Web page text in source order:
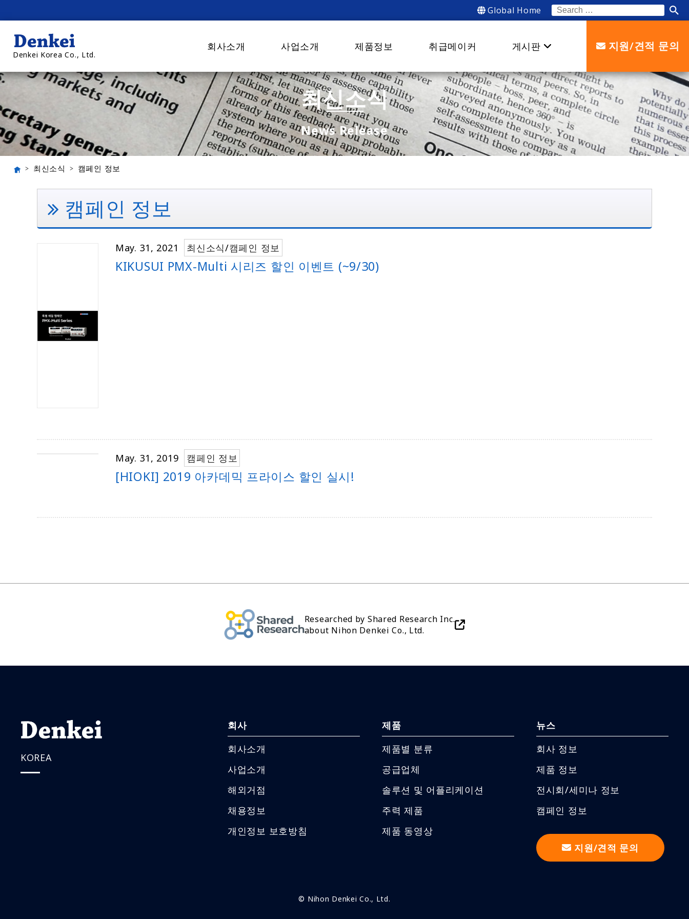
Global Home
Search
Denkei Korea Co., Ltd.
회사소개 사업소개 제품정보 취급메이커 게시판 지원/견적 문의
최신소식
News Release
최신소식 캠페인 정보
캠페인 정보
May. 31, 2021 최신소식/캠페인 정보
KIKUSUI PMX-Multi 시리즈 할인 이벤트 (~9/30)
May. 31, 2019 캠페인 정보
[HIOKI] 2019 아카데믹 프라이스 할인 실시!
Researched by Shared Research Inc.
about Nihon Denkei Co., Ltd.
KOREA
회사
회사소개
사업소개
해외거점
채용정보
개인정보 보호방침
제품
제품별 분류
공급업체
솔루션 및 어플리케이션
주력 제품
제품 동영상
뉴스
회사 정보
제품 정보
전시회/세미나 정보
캠페인 정보
지원/견적 문의
© Nihon Denkei Co., Ltd.